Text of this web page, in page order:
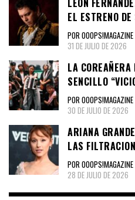
LEÓN
EL ESTRENO
POR OOOPS!MAGAZINE
31 DE JULIO DE 2026
LA COREAÑERA
SENCILLO
POR OOOPS!MAGAZINE
30 DE JULIO DE 2026
ARIANA
LAS
POR OOOPS!MAGAZINE
28 DE JULIO DE 2026